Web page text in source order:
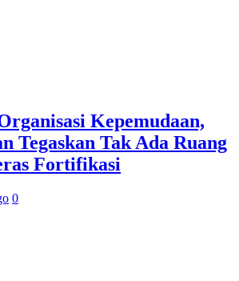
Kepemudaan,
Tegaskan Tak Ada Ruang
Fortifikasi
0